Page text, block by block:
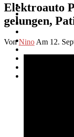
Elektroauto
gelungen,
VonNino Am 12.